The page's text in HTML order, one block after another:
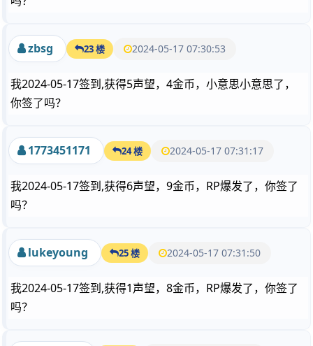
zbsg 23 楼 2024-05-17 07:30:53
我2024-05-17签到,获得5声望，4金币，小意思小意思了，
你签了吗？
1773451171 24 楼 2024-05-17 07:31:17
我2024-05-17签到,获得6声望，9金币，RP爆发了，你签了
吗？
lukeyoung 25 楼 2024-05-17 07:31:50
我2024-05-17签到,获得1声望，8金币，RP爆发了，你签了
吗？